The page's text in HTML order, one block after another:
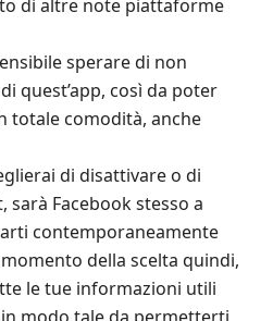
di altre note piattaforme
sperare di non
quest’app, così da poter
totale comodità, anche
di disattivare o di
Facebook stesso a
contemporaneamente
della scelta quindi,
le tue informazioni utili